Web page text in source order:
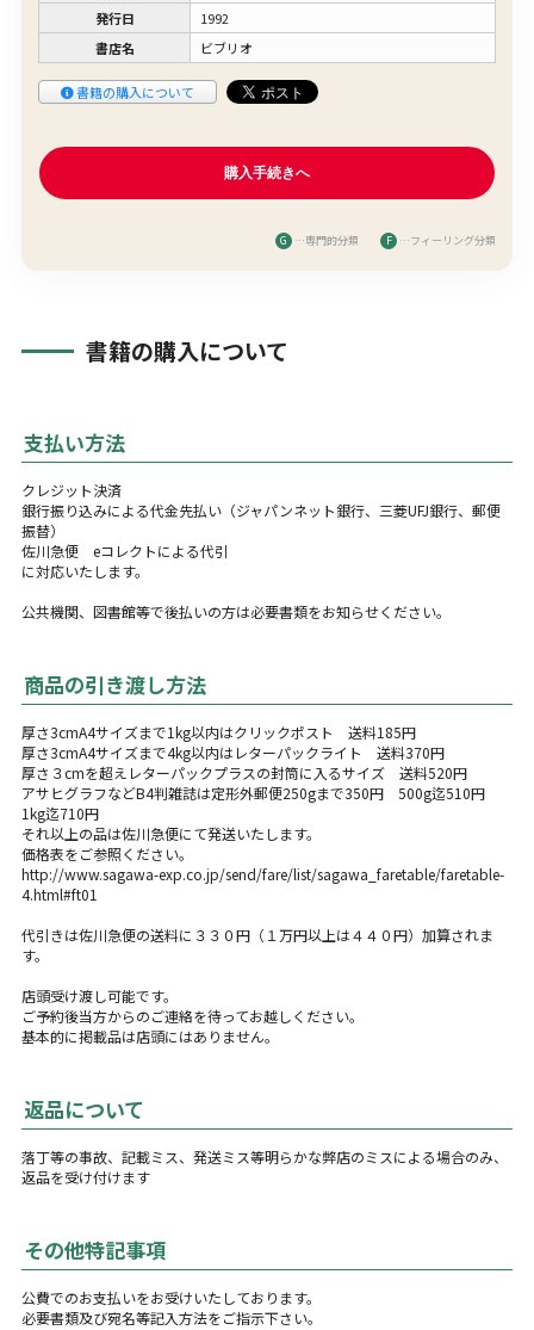
発行日
1992
書店名
ビブリオ
書籍の購入について
G …専門的分類 F …フィーリング分類
書籍の購入について
支払い方法
クレジット決済
銀行振り込みによる代金先払い（ジャパンネット銀行、三菱UFJ銀行、郵便
振替）
佐川急便 eコレクトによる代引
に対応いたします。
公共機関、図書館等で後払いの方は必要書類をお知らせください。
商品の引き渡し方法
厚さ3cmA4サイズまで1kg以内はクリックポスト 送料185円
厚さ3cmA4サイズまで4kg以内はレターパックライト 送料370円
厚さ３cmを超えレターパックプラスの封筒に入るサイズ 送料520円
アサヒグラフなどB4判雑誌は定形外郵便250gまで350円 500g迄510円
1kg迄710円
それ以上の品は佐川急便にて発送いたします。
価格表をご参照ください。
http://www.sagawa-exp.co.jp/send/fare/list/sagawa_faretable/faretable-
4.html#ft01
代引きは佐川急便の送料に３３０円（１万円以上は４４０円）加算されま
す。
店頭受け渡し可能です。
ご予約後当方からのご連絡を待ってお越しください。
基本的に掲載品は店頭にはありません。
返品について
落丁等の事故、記載ミス、発送ミス等明らかな弊店のミスによる場合のみ、
返品を受け付けます
その他特記事項
公費でのお支払いをお受けいたしております。
必要書類及び宛名等記入方法をご指示下さい。